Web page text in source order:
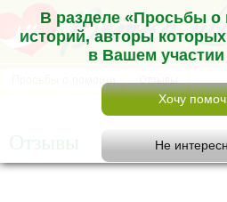
В разделе «Просьбы
историй, авторы
в Вашем участии